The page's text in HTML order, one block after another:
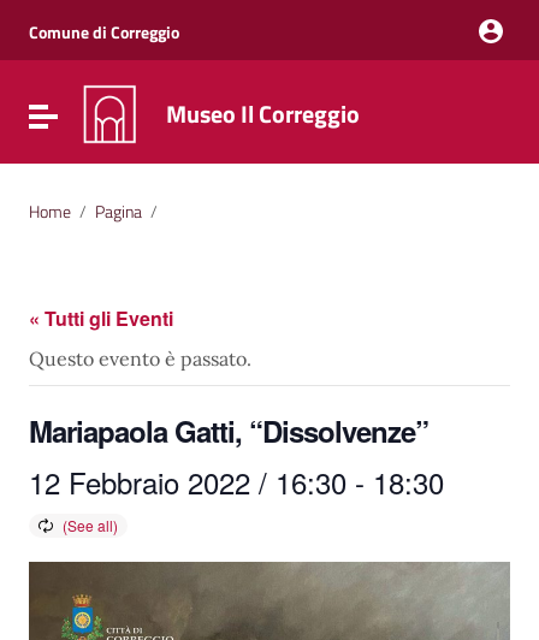
Vai al menu di navigazione
Vai al footer
Comune di Correggio
Attiva / disattiva la navigazione
Museo Il Correggio
Home / Pagina /
« Tutti gli Eventi
Questo evento è passato.
Mariapaola Gatti, “Dissolvenze”
12 Febbraio 2022 / 16:30 - 18:30